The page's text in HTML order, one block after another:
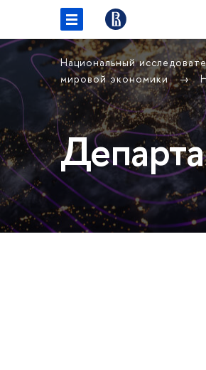
Национальный
мировой экономики